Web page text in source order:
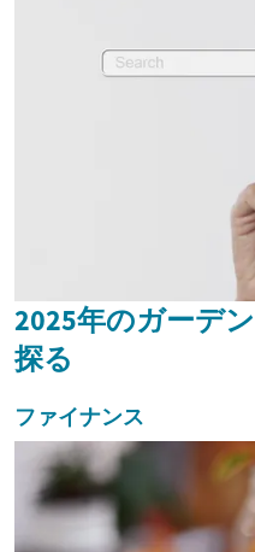
2025年のガーデ
探る
ファイナンス